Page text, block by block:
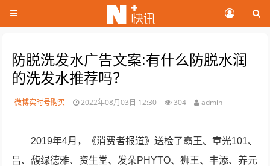
防脱洗发水广告文案:有什么防脱水润
的洗发水推荐吗？
微博实时号购买 2022年08月03日 12:30 304 admin
2019年4月，《消费者报道》送检了霸王、章光101、
吕、馥绿德雅、资生堂、发朵PHYTO、狮王、丰添、养元